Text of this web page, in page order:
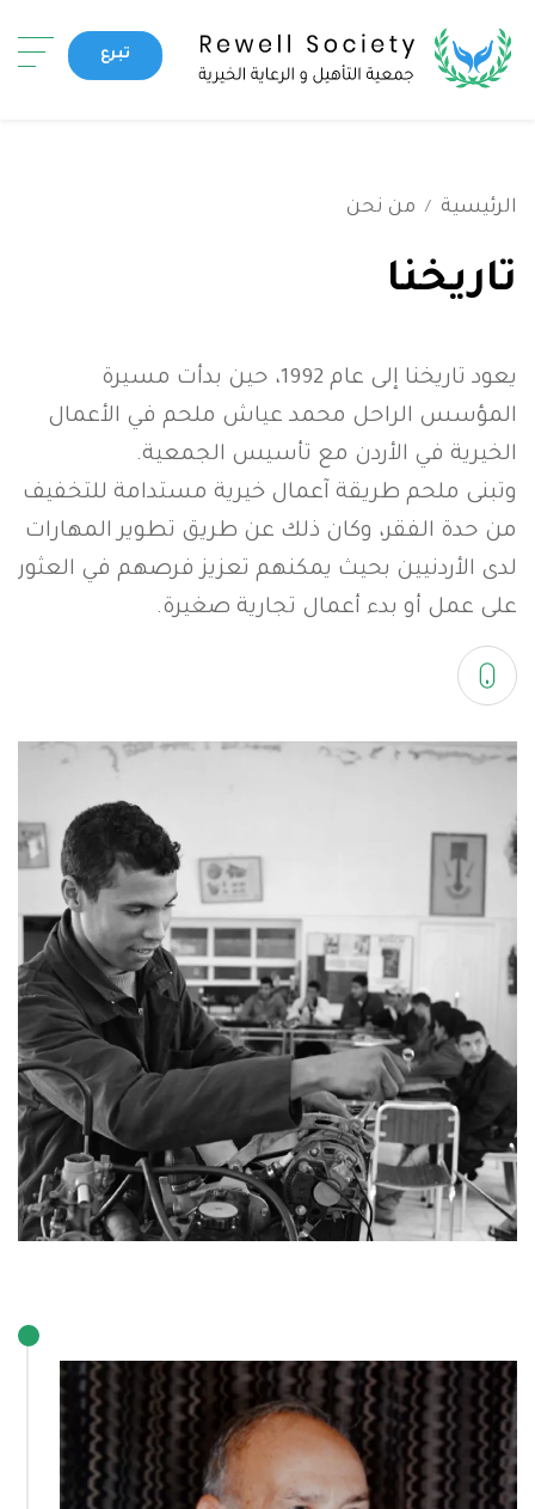
إلى
المحتوى
تبرع
Top header menu
اتصل بنا
EN
تاريخنا
تمويل حملة
الحملات المكتملة
برامجنا
أخبارنا
الرئيسية من نحن
تاريخنا
يعود تاريخنا إلى عام 1992، حين بدأت مسيرة
المؤسس الراحل محمد عياش ملحم في الأعمال
الخيرية في الأردن مع تأسيس الجمعية.
وتبنى ملحم طريقة آعمال خيرية مستدامة للتخفيف
من حدة الفقر، وكان ذلك عن طريق تطوير المهارات
لدى الأردنيين بحيث يمكنهم تعزيز فرصهم في العثور
على عمل أو بدء أعمال تجارية صغيرة.